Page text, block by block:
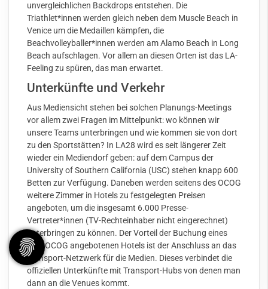
unvergleichlichen Backdrops entstehen. Die
Triathlet*innen werden gleich neben dem Muscle Beach in
Venice um die Medaillen kämpfen, die
Beachvolleyballer*innen werden am Alamo Beach in Long
Beach aufschlagen. Vor allem an diesen Orten ist das LA-
Feeling zu spüren, das man erwartet.
Unterkünfte und Verkehr
Aus Mediensicht stehen bei solchen Planungs-Meetings
vor allem zwei Fragen im Mittelpunkt: wo können wir
unsere Teams unterbringen und wie kommen sie von dort
zu den Sportstätten? In LA28 wird es seit längerer Zeit
wieder ein Mediendorf geben: auf dem Campus der
University of Southern California (USC) stehen knapp 600
Betten zur Verfügung. Daneben werden seitens des OCOG
weitere Zimmer in Hotels zu festgelegten Preisen
angeboten, um die insgesamt 6.000 Presse-
Vertreter*innen (TV-Rechteinhaber nicht eingerechnet)
unterbringen zu können. Der Vorteil der Buchung eines
vom OCOG angebotenen Hotels ist der Anschluss an das
Transport-Netzwerk für die Medien. Dieses verbindet die
offiziellen Unterkünfte mit Transport-Hubs von denen man
dann an die Venues kommt.